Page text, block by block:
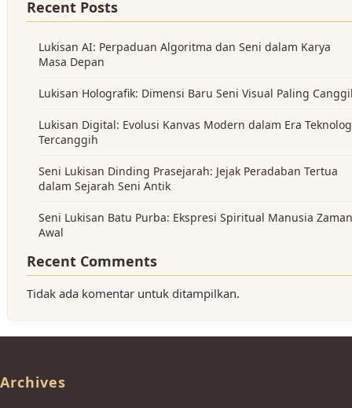
Recent Posts
Lukisan AI: Perpaduan Algoritma dan Seni dalam Karya
Masa Depan
Lukisan Holografik: Dimensi Baru Seni Visual Paling
Lukisan Digital: Evolusi Kanvas Modern dalam Era
Tercanggih
Seni Lukisan Dinding Prasejarah: Jejak Peradaban Tertua
dalam Sejarah Seni Antik
Seni Lukisan Batu Purba: Ekspresi Spiritual Manusia Zaman
Awal
Recent Comments
Tidak ada komentar untuk ditampilkan.
Archives